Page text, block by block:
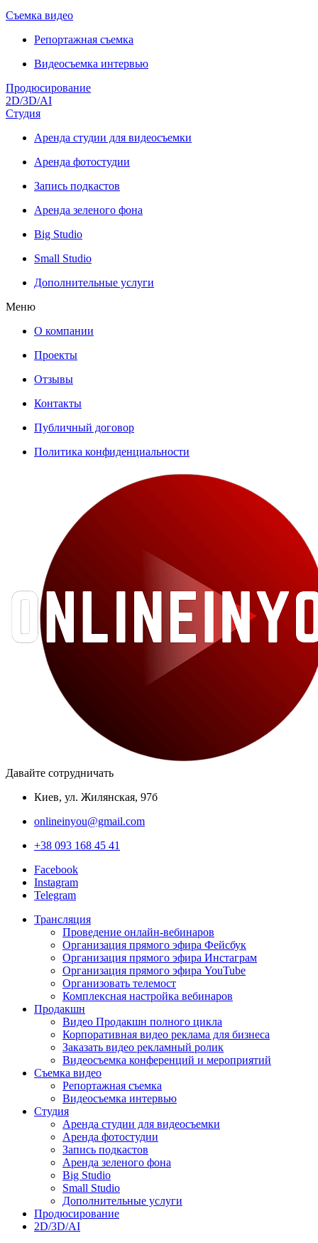
Съемка видео
Репортажная съемка
Видеосъемка интервью
Продюсирование
2D/3D/AI
Студия
Аренда студии для видеосъемки
Аренда фотостудии
Запись подкастов
Аренда зеленого фона
Big Studio
Small Studio
Дополнительные услуги
Меню
О компании
Проекты
Отзывы
Контакты
Публичный договор
Политика конфиденциальности
Давайте сотрудничать
Киев, ул. Жилянская, 97б
onlineinyou@gmail.com
+38 093 168 45 41
Facebook
Instagram
Telegram
Трансляция
Проведение онлайн-вебинаров
Организация прямого эфира Фейсбук
Организация прямого эфира Инстаграм
Организация прямого эфира YouTube
Организовать телемост
Комплексная настройка вебинаров
Продакшн
Видео Продакшн полного цикла
Корпоративная видео реклама для бизнеса
Заказать видео рекламный ролик
Видеосъемка конференций и мероприятий
Съемка видео
Репортажная съемка
Видеосъемка интервью
Студия
Аренда студии для видеосъемки
Аренда фотостудии
Запись подкастов
Аренда зеленого фона
Big Studio
Small Studio
Дополнительные услуги
Продюсирование
2D/3D/AI